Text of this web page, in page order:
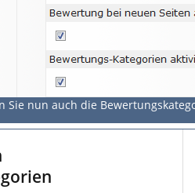
Sie nun auch die